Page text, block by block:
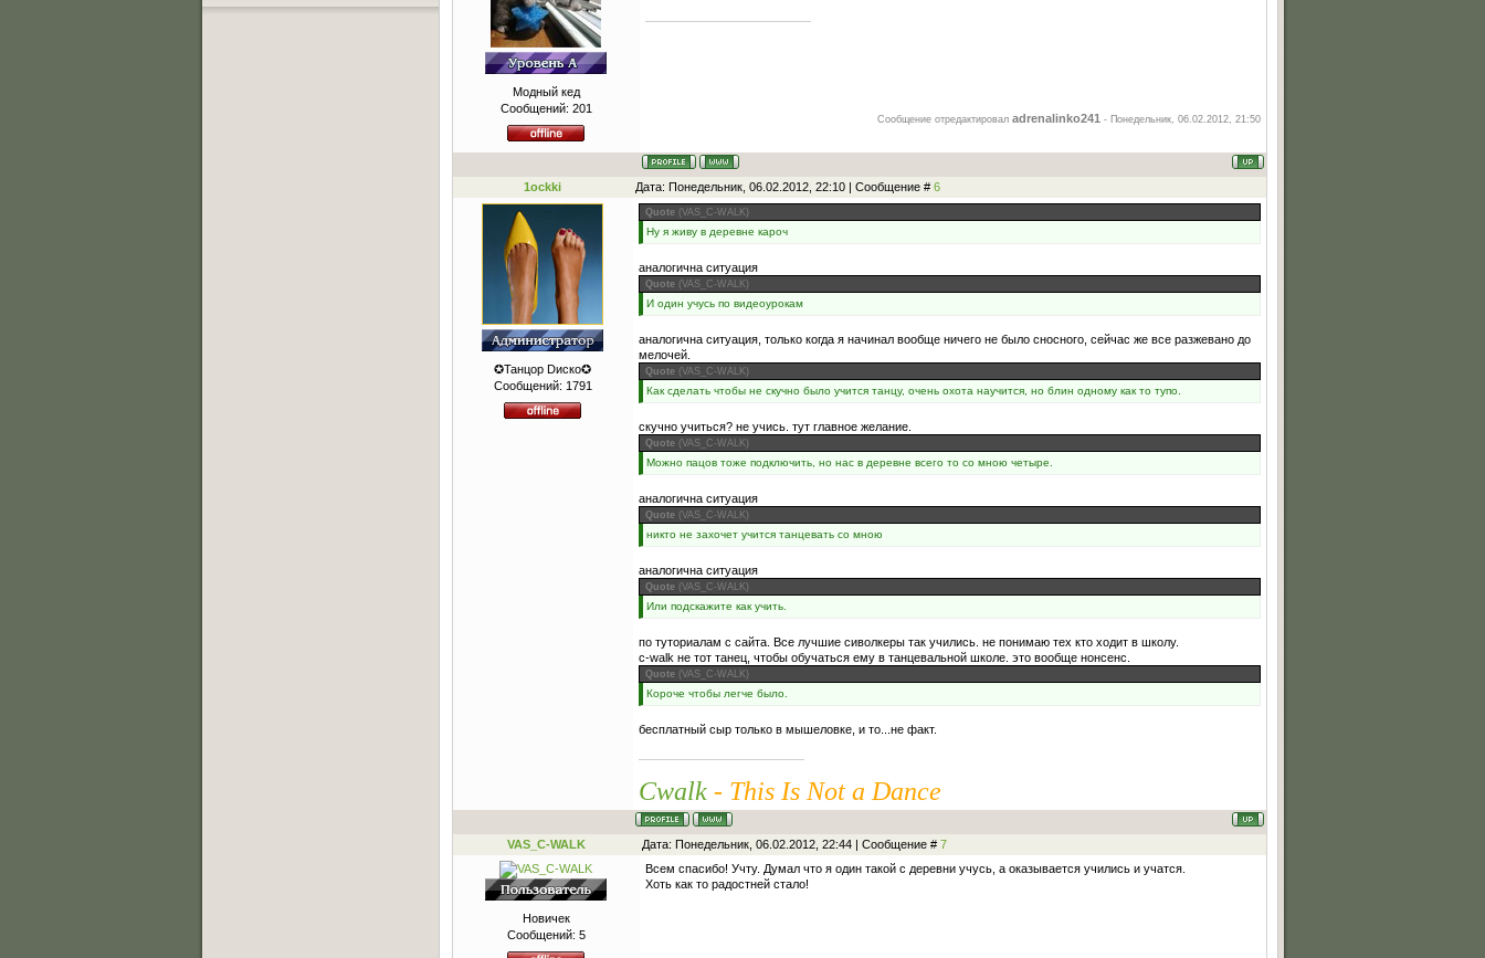
Модный кед
Сообщений: 201
Сообщение отредактировал adrenalinko241 - Понедельник, 06.02.2012, 21:50
1ockki Дата: Понедельник, 06.02.2012, 22:10 | Сообщение # 6
✪Танцор Dиско✪
Сообщений: 1791
Quote(VAS_C-WALK)
Ну я живу в деревне кароч
аналогична ситуация
Quote(VAS_C-WALK)
И один учусь по видеоурокам
аналогична ситуация, только когда я начинал вообще ничего не было сносного, сейчас же все разжевано до
мелочей.
Quote(VAS_C-WALK)
Как сделать чтобы не скучно было учится танцу, очень охота научится, но блин одному как то тупо.
скучно учиться? не учись. тут главное желание.
Quote(VAS_C-WALK)
Можно пацов тоже подключить, но нас в деревне всего то со мною четыре.
аналогична ситуация
Quote(VAS_C-WALK)
никто не захочет учится танцевать со мною
аналогична ситуация
Quote(VAS_C-WALK)
Или подскажите как учить.
по туториалам с сайта. Все лучшие сиволкеры так учились. не понимаю тех кто ходит в школу.
c-walk не тот танец, чтобы обучаться ему в танцевальной школе. это вообще нонсенс.
Quote(VAS_C-WALK)
Короче чтобы легче было.
бесплатный сыр только в мышеловке, и то...не факт.
Cwalk- This Is Not a Dance
VAS_C-WALK Дата: Понедельник, 06.02.2012, 22:44 | Сообщение # 7
Новичек
Сообщений: 5
Всем спасибо! Учту. Думал что я один такой с деревни учусь, а оказывается учились и учатся.
Хоть как то радостней стало!